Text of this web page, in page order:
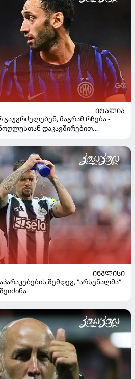
ᲘᲢᲐᲚᲘᲐ
გაუგრძელებენ, მაგრამ რჩება -
დაკავშირებით
ᲘᲜᲒᲚᲘᲡᲘ
შემდეგ, "არსენალმა"